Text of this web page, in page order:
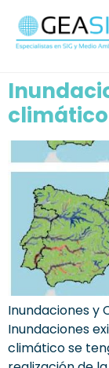
climático
Inundaciones y
Inundaciones
climático se